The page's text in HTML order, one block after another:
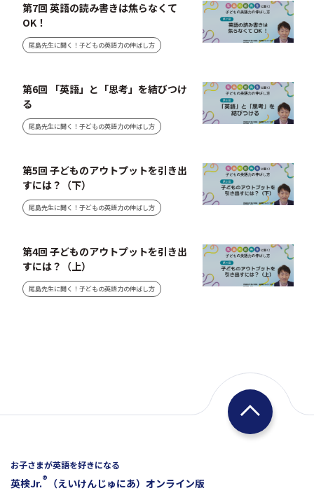
第7回 英語の読み書きは焦らなくて
OK！
尾島先生に聞く！子どもの英語力の伸ばし方
第6回 「英語」と「思考」を結びつけ
る
尾島先生に聞く！子どもの英語力の伸ばし方
第5回 子どものアウトプットを引き出
すには？（下）
尾島先生に聞く！子どもの英語力の伸ばし方
第4回 子どものアウトプットを引き出
すには？（上）
尾島先生に聞く！子どもの英語力の伸ばし方
お子さまが英語を好きになる
英検Jr.® （えいけんじゅにあ）オンライン版